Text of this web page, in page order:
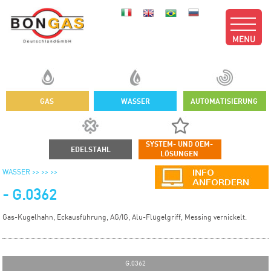
MENU
GAS WASSER AUTOMATISIERUNG
EDELSTAHL
SYSTEM- UND OEM-
LÖSUNGEN
WASSER >> >> >>
- G.0362
Gas-Kugelhahn, Eckausführung, AG/IG, Alu-Flügelgriff, Messing vernickelt.
G.0362